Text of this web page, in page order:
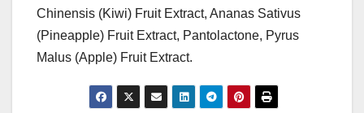
Chinensis (Kiwi) Fruit Extract, Ananas Sativus
(Pineapple) Fruit Extract, Pantolactone, Pyrus
Malus (Apple) Fruit Extract.